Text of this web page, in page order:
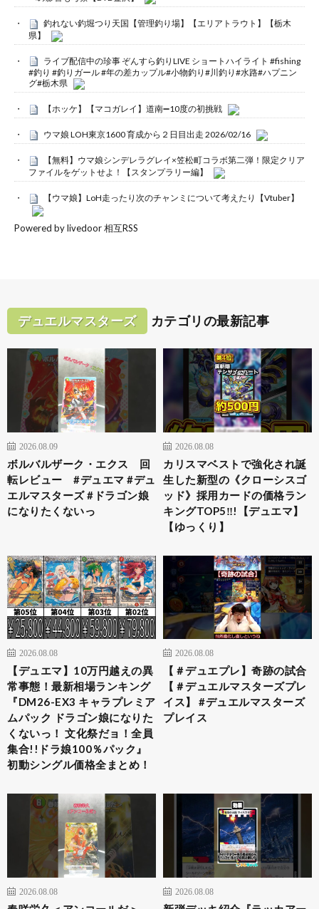
釣れない釣堀つり天国【管理釣り場】【エリアトラウト】【栃木
県】
ライブ配信中の珍事 ぞんすら釣りLIVE ショートハイライト #fishing
#釣り #釣りガール #年の差カップル#小物釣り#川釣り#水路#ハプニン
グ#栃木県
【ホッケ】【マコガレイ】道南➖10度の初挑戦
ウマ娘 LOH東京1600 育成から２日目出走 2026/02/16
【無料】ウマ娘シンデレラグレイ×笠松町コラボ第二弾！限定クリア
ファイルをゲットせよ！【スタンプラリー編】
【ウマ娘】LoH走ったり次のチャンミについて考えたり【Vtuber】
Powered by livedoor 相互RSS
デュエルマスターズ カテゴリの最新記事
2026.08.09
ボルバルザーク・エクス 回
転レビュー #デュエマ #デュ
エルマスターズ #ドラゴン娘
になりたくないっ
2026.08.08
カリスマベストで強化され誕
生した新型の《クローシスゴ
ッド》採用カードの価格ラン
キングTOP5‼!【デュエマ】
【ゆっくり】
2026.08.08
【デュエマ】10万円越えの異
常事態！最新相場ランキング
『DM26-EX3 キャラプレミア
ムパック ドラゴン娘になりた
くないっ！ 文化祭だョ！全員
集合!!ドラ娘100％パック』
初動シングル価格全まとめ！
2026.08.08
【＃デュエプレ】奇跡の試合
【＃デュエルマスターズプレ
イス】 #デュエルマスターズ
プレイス
2026.08.08 2026.08.08